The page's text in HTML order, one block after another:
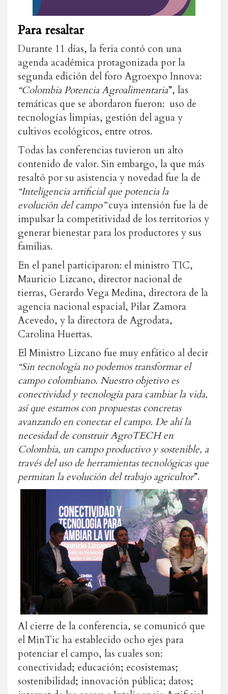
Para resaltar
Durante 11 días, la feria contó con una
agenda académica protagonizada por la
segunda edición del foro Agroexpo Innova:
“Colombia Potencia Agroalimentaria”, las
temáticas que se abordaron fueron: uso de
tecnologías limpias, gestión del agua y
cultivos ecológicos, entre otros.
Todas las conferencias tuvieron un alto
contenido de valor. Sin embargo, la que más
resaltó por su asistencia y novedad fue la de
“Inteligencia artificial que potencia la
evolución del campo”cuya intensión fue la de
impulsar la competitividad de los territorios y
generar bienestar para los productores y sus
familias.
En el panel participaron: el ministro TIC,
Mauricio Lizcano, director nacional de
tierras, Gerardo Vega Medina, directora de la
agencia nacional espacial, Pilar Zamora
Acevedo, y la directora de Agrodata,
Carolina Huertas.
El Ministro Lizcano fue muy enfático al decir
“Sin tecnología no podemos transformar el
campo colombiano. Nuestro objetivo es
conectividad y tecnología para cambiar la vida,
así que estamos con propuestas concretas
avanzando en conectar el campo. De ahí la
necesidad de construir AgroTECH en
Colombia, un campo productivo y sostenible, a
través del uso de herramientas tecnológicas que
permitan la evolución del trabajo agricultor”.
Al cierre de la conferencia, se comunicó que
el MinTic ha establecido ocho ejes para
potenciar el campo, las cuales son:
conectividad; educación; ecosistemas;
sostenibilidad; innovación pública; datos;